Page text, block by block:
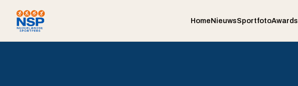
HomeNieuwsSportfotoAwards